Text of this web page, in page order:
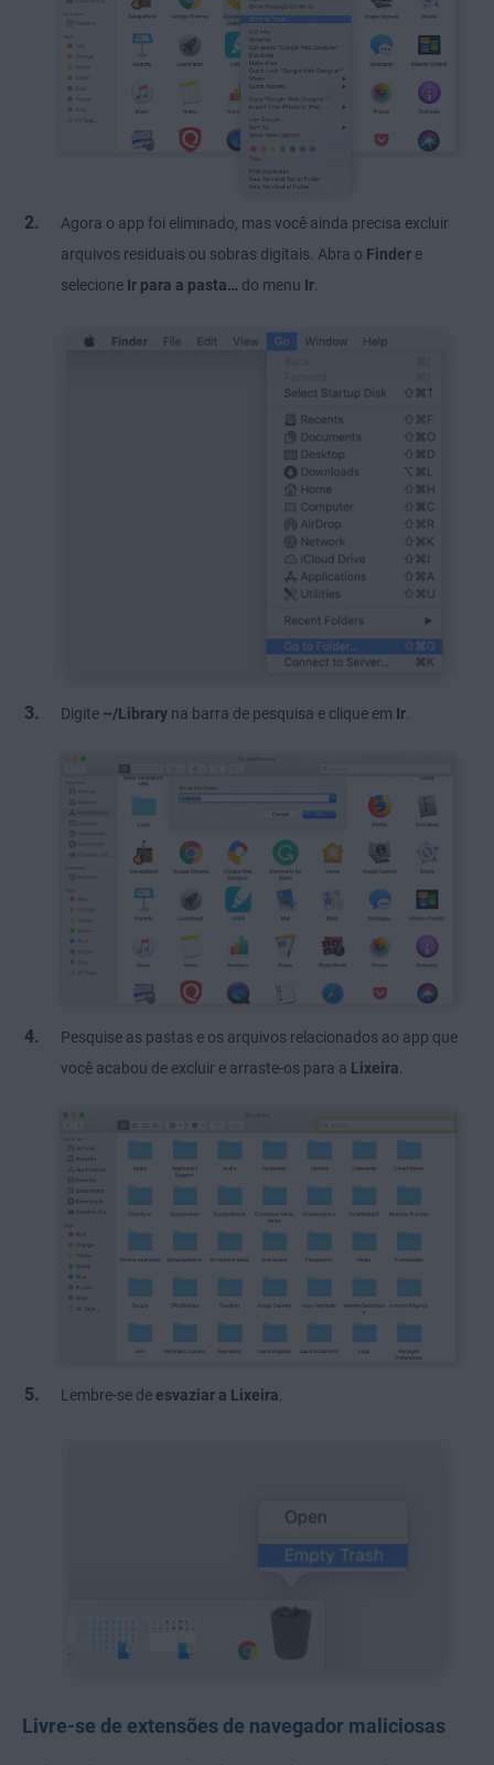
Agora o app foi eliminado, mas você ainda precisa excluir
arquivos residuais ou sobras digitais. Abra o Finder e
selecione Ir para a pasta… do menu Ir
Digite ~/Library na barra de pesquisa e clique em Ir
Pesquise as pastas e os arquivos relacionados ao app que
você acabou de excluir e arraste-os para a Lixeira.
Lembre-se de esvaziar a Lixeira.
Livre-se de extensões de navegador maliciosas